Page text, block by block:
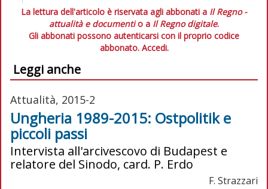
La lettura dell'articolo è riservata agli abbonati a Il Regno -
attualità e documentio a Il Regno digitale.
Gli abbonati possono autenticarsi con il proprio codice
abbonato. Accedi.
Leggi anche
Attualità, 2015-2
Ungheria 1989-2015: Ostpolitik e
piccoli passi
Intervista all'arcivescovo di Budapest e
relatore del Sinodo, card. P. Erdo
F. Strazzari